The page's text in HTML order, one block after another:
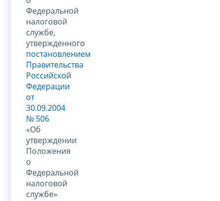
Федеральной
налоговой
службе,
утвержденного
постановлением
Правительства
Российской
Федерации
от
30.09.2004
№ 506
«Об
утверждении
Положения
о
Федеральной
налоговой
службе»